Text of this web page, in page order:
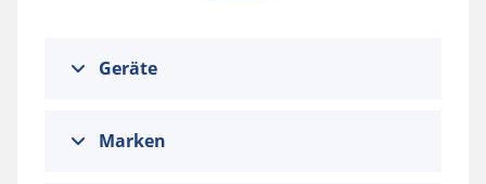
Geräte
Marken